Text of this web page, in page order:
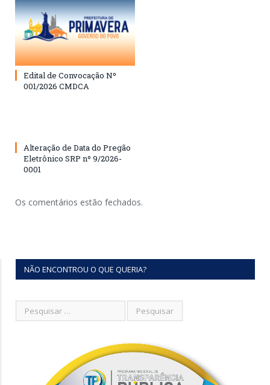
Edital de Convocação Nº
001/2026 CMDCA
Alteração de Data do Pregão
Eletrônico SRP nº 9/2026-
0001
Os comentários estão fechados.
NÃO ENCONTROU O QUE QUERIA?